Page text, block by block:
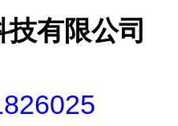
有限公司